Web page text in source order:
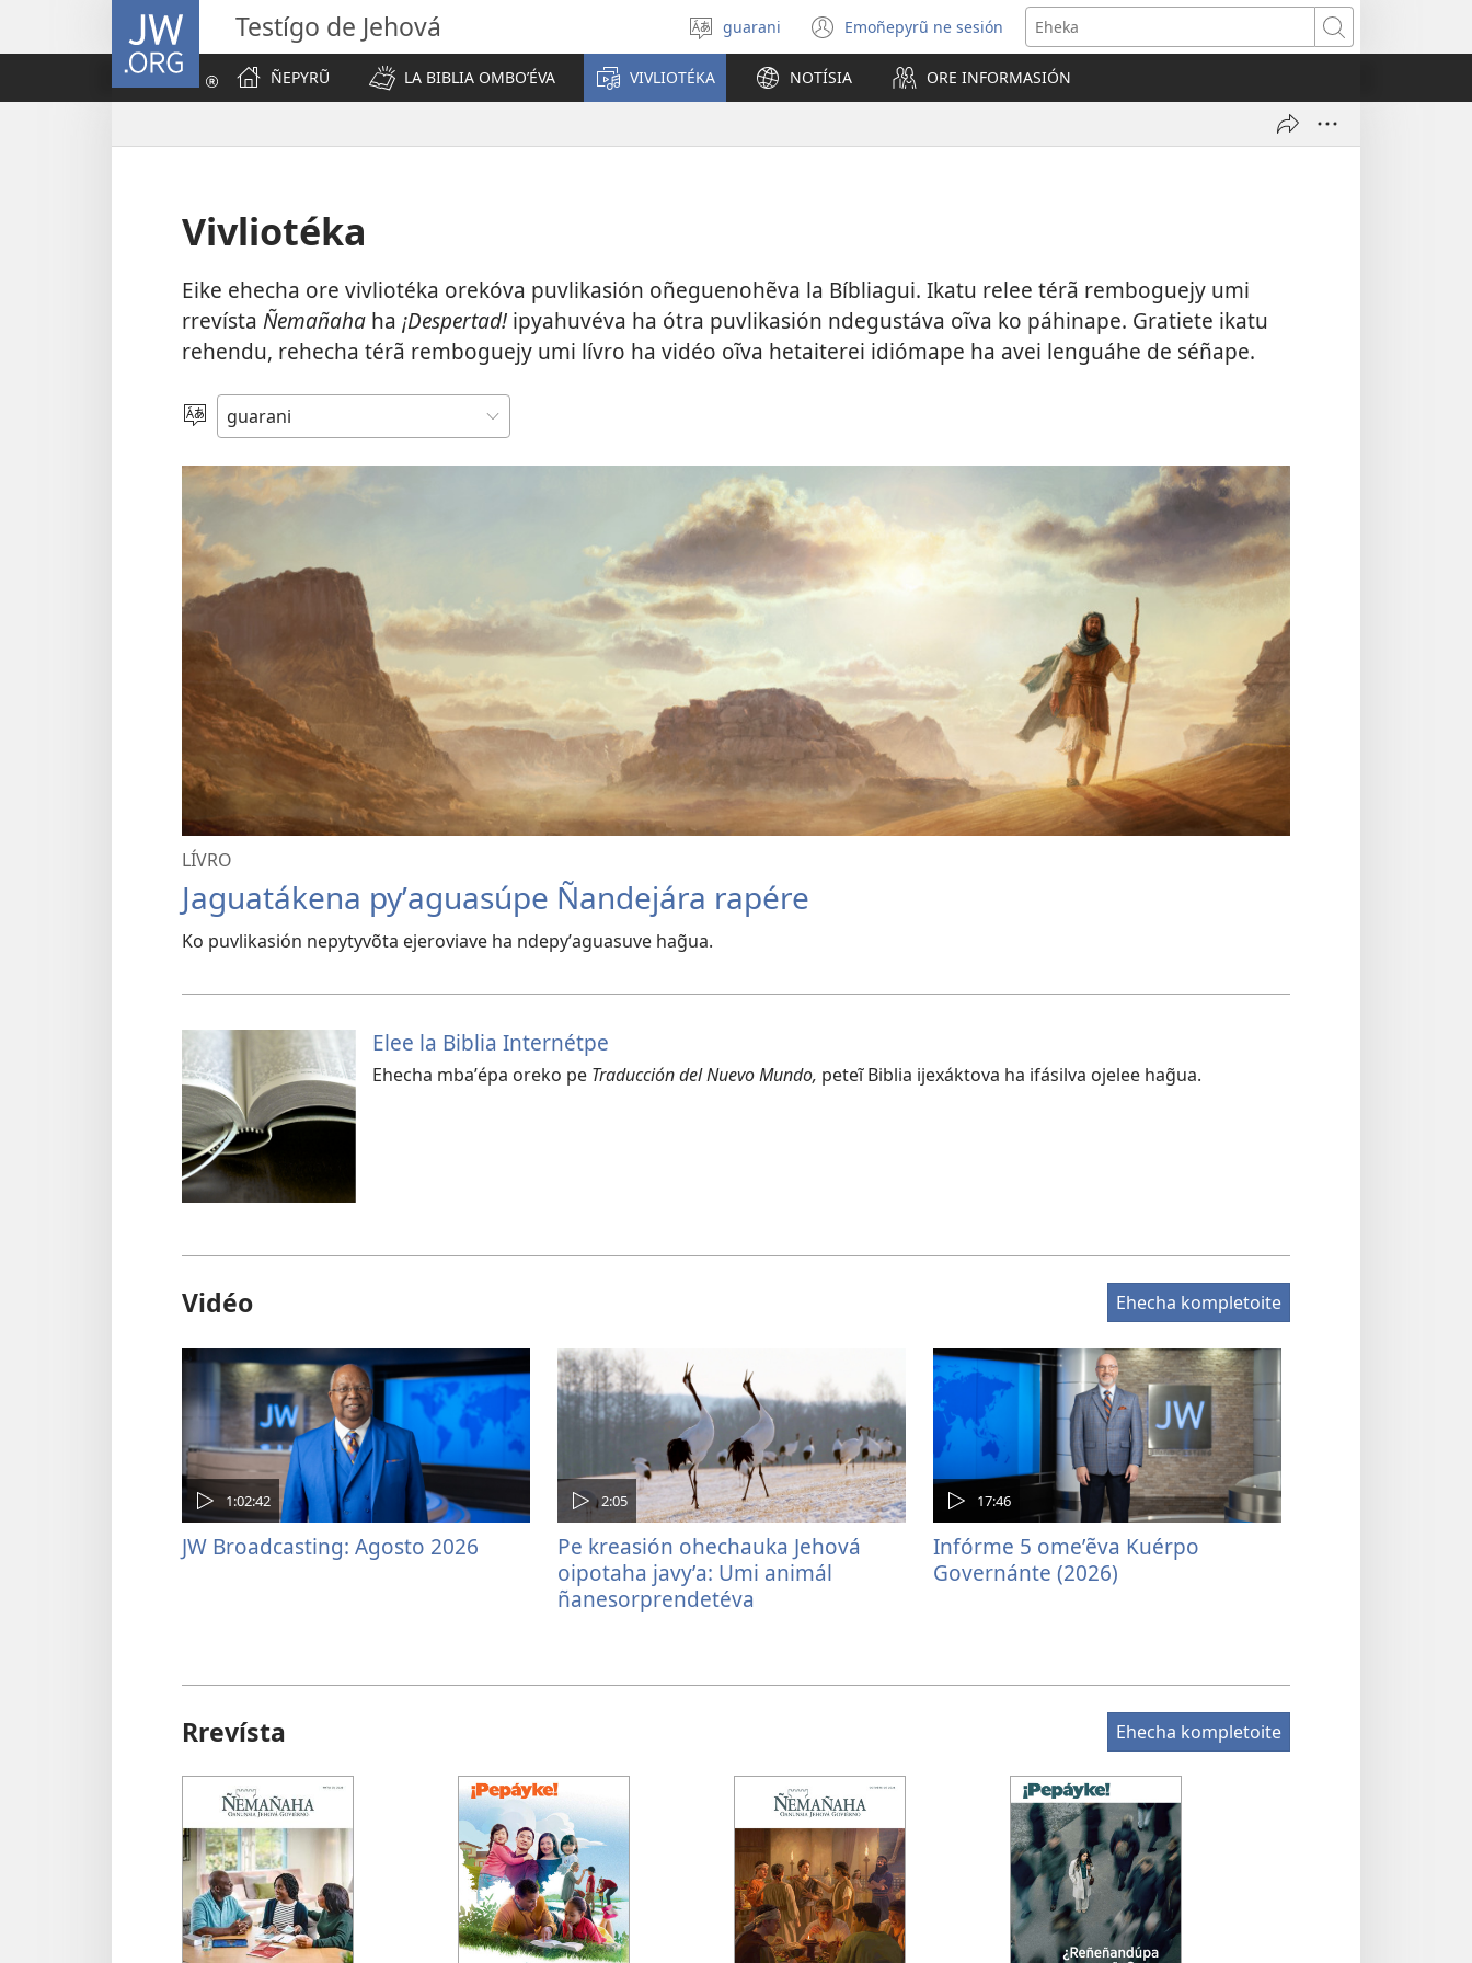
JW.ORG Testígo de Jehová
Eiporavo
peteĩ
idióma
guarani Emoñepyrũ ne sesión
(abre
una
nueva
ventana)
Eheka
ÑEPYRŨ
LA BIBLIA OMBOʼÉVA VIVLIOTÉKA NOTÍSIA ORE INFORMASIÓN
Vivliotéka
Eike ehecha ore vivliotéka orekóva puvlikasión oñeguenohẽva la Bíbliagui. Ikatu relee térã remboguejy umi
rrevísta Ñemañaha ha ¡Despertad! ipyahuvéva ha ótra puvlikasión ndegustáva oĩva ko páhinape. Gratiete ikatu
rehendu, rehecha térã remboguejy umi lívro ha vidéo oĩva hetaiterei idiómape ha avei lenguáhe de séñape.
Eiporavo
peteĩ
idióma
LÍVRO
Jaguatákena pyʼaguasúpe Ñandejára rapére
Ko puvlikasión nepytyvõta ejeroviave ha ndepyʼaguasuve hag̃ua.
Elee la Biblia Internétpe
Ehecha mbaʼépa oreko pe Traducción del Nuevo Mundo, peteĩ Biblia ijexáktova ha ifásilva ojelee hag̃ua.
Vidéo Ehecha kompletoite
1:02:42
JW Broadcasting: Agosto 2026
2:05
Pe kreasión ohechauka Jehová
oipotaha javyʼa: Umi animál
ñanesorprendetéva
17:46
Infórme 5 omeʼẽva Kuérpo
Governánte (2026)
Rrevísta Ehecha kompletoite